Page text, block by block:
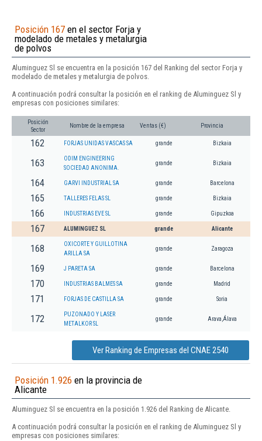
Posición 167 en el sector Forja y
modelado de metales y metalurgia
de polvos
Aluminguez Sl se encuentra en la posición 167 del Ranking del sector Forja y
modelado de metales y metalurgia de polvos.
A continuación podrá consultar la posición en el ranking de Aluminguez Sl y
empresas con posiciones similares:
Posición
Sector
Nombre de la empresa Ventas (€) Provincia
162 FORJAS UNIDAS VASCAS SA grande Bizkaia
163
ODIM ENGINEERING
SOCIEDAD ANONIMA.
grande Bizkaia
164 GARVI INDUSTRIAL SA grande Barcelona
165 TALLERES FELAS SL grande Bizkaia
166 INDUSTRIAS EVE SL grande Gipuzkoa
167 ALUMINGUEZ SL grande Alicante
168
OXICORTE Y GUILLOTINA
ARILLA SA
grande Zaragoza
169 J PARETA SA grande Barcelona
170 INDUSTRIAS BALMES SA grande Madrid
171 FORJAS DE CASTILLA SA grande Soria
172
PUZONADO Y LASER
METALKOR SL
grande Arava,Álava
Ver Ranking de Empresas del CNAE 2540
Posición 1.926 en la provincia de
Alicante
Aluminguez Sl se encuentra en la posición 1.926 del Ranking de Alicante.
A continuación podrá consultar la posición en el ranking de Aluminguez Sl y
empresas con posiciones similares: